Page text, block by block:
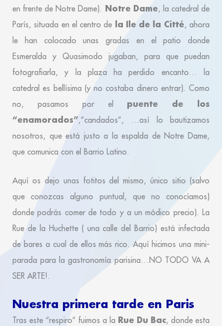
en frente de Notre Dame). Notre Dame, la catedral de
París, situada en el centro de la Ile de la Citté, ahora
le han colocado unas gradas en el patio donde
Esmeralda y Quasimodo jugaban, para que puedan
fotografiarla, y la plaza ha perdido encanto… la
catedral es bellísima (y no costaba dinero entrar). Como
no, pasamos por el puente de los
“enamorados”,”candados”, …así lo bautizamos
nosotros, que está justo a la espalda de Notre Dame,
que comunica con el Barrio Latino.
Aquí os dejo unas fotitos del mismo, único sitio (salvo
que conozcas alguno puntual, que no conocíamos)
donde podrás comer de todo y a un módico precio). La
Rue de la Huchette ( una calle del Barrio) está infectada
de bares a cual de ellos más rico. Aquí hicimos una mini-
parada para la gastronomía parisina…NO TODO VA A
SER ARTE!.
Nuestra primera tarde en Paris
Tras este “respiro” fuimos a la Rue Du Bac, donde esta